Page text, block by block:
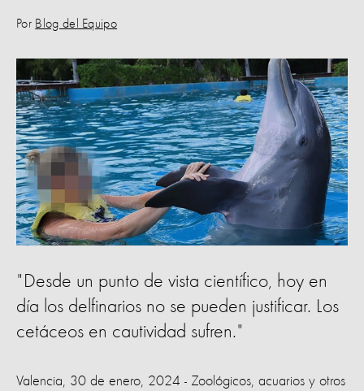
Por Blog del Equipo
"Desde un punto de vista científico, hoy en
día los delfinarios no se pueden justificar. Los
cetáceos en cautividad sufren."
Valencia, 30 de enero, 2024 - Zoológicos, acuarios y otros